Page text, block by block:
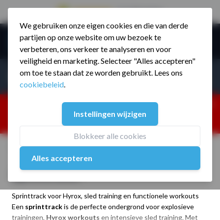
We gebruiken onze eigen cookies en die van derde
partijen op onze website om uw bezoek te
verbeteren, ons verkeer te analyseren en voor
veiligheid en marketing. Selecteer "Alles accepteren"
om toe te staan dat ze worden gebruikt. Lees ons
cookiebeleid.
Instellingen wijzigen
Blokkeer alle cookies
Alles accepteren
Ga naar de inhoud
Menu
Producten zoeken...
25% korting ivm vakantiesluiting. Gebruik code:
ZOMERMP. muv vloeren, fitnesstoestellen, boksartikelen,
zakelijk en dealer inlog. Verzending vanaf 19 aug.
Home / Assortiment / Vloeren / Sprinttracks
Sprinttracks
Sprinttrack voor Hyrox, sled training en functionele workouts
Een sprinttrackis de perfecte ondergrond voor explosieve
trainingen, Hyrox workouts en intensieve sled training. Met